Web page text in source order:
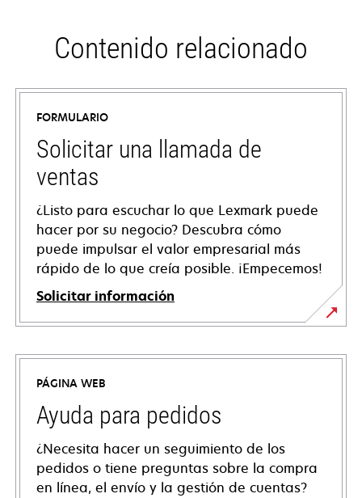
Contenido relacionado
FORMULARIO
Solicitar una llamada de
ventas
¿Listo para escuchar lo que Lexmark puede
hacer por su negocio? Descubra cómo
puede impulsar el valor empresarial más
rápido de lo que creía posible. ¡Empecemos!
Solicitar información
PÁGINA WEB
Ayuda para pedidos
¿Necesita hacer un seguimiento de los
pedidos o tiene preguntas sobre la compra
en línea, el envío y la gestión de cuentas?